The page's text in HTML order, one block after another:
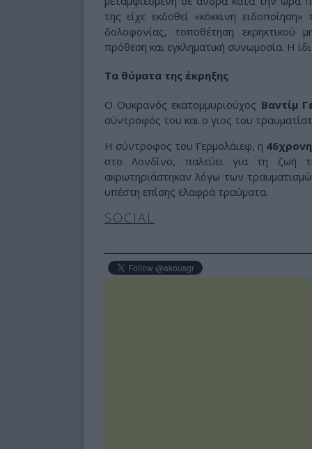
της είχε εκδοθεί «κόκκινη
δολοφονίας, τοποθέτηση εκρηκτικού
πρόθεση και εγκληματική συνωμοσία. Η
Τα θύματα της έκρηξης
Ο Ουκρανός εκατομμυριούχος Βαντίμ
σύντροφός του και ο γιος του
Η σύντροφος του Γερμολάιεφ, η 46χρονη
στο Λονδίνο, παλεύει για τη ζωή
ακρωτηριάστηκαν λόγω των
υπέστη επίσης ελαφρά τραύματα.
SOCIAL